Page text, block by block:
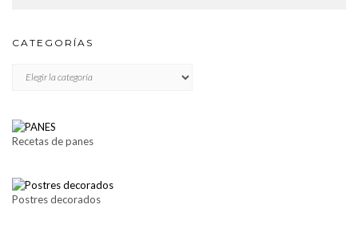
CATEGORÍAS
Recetas de panes
Postres decorados